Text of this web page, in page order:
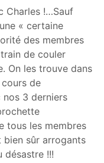
Charles !…Sauf
« certaine
des membres
de couler
On les trouve dans
de
nos 3 derniers
tous les membres
sûr arrogants
désastre !!!